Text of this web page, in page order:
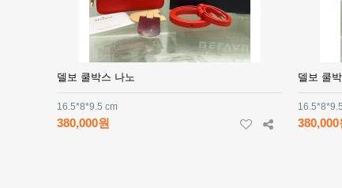
델보 쿨박스 나노
16.5*8*9.5 cm
380,000원
델보 쿨
380,000